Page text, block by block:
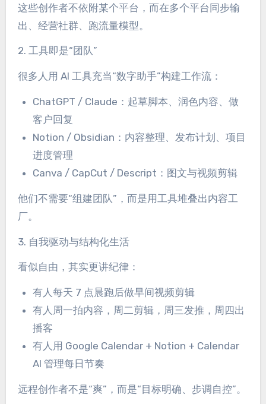
这些创作者不依附某个平台，而在多个平台同步输
出、经营社群、跑流量模型。
2. 工具即是“团队”
很多人用 AI 工具充当“数字助手”构建工作流：
ChatGPT / Claude：起草脚本、润色内容、做
客户回复
Notion / Obsidian：内容整理、发布计划、项目
进度管理
Canva / CapCut / Descript：图文与视频剪辑
他们不需要“组建团队”，而是用工具堆叠出内容工
厂。
3. 自我驱动与结构化生活
看似自由，其实更讲纪律：
有人每天 7 点晨跑后做早间视频剪辑
有人周一拍内容，周二剪辑，周三发推，周四出
播客
有人用 Google Calendar + Notion + Calendar
AI 管理每日节奏
远程创作者不是“爽”，而是“目标明确、步调自控”。